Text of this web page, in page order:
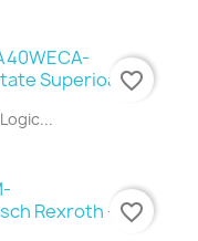
favorite_border
favorite_border